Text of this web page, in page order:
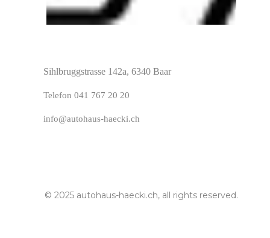
Sihlbruggstrasse 142a, 6340 Baar
Telefon 041 767 20 20
info@autohaus-haecki.ch
© 2025 autohaus-haecki.ch, all rights reserved.